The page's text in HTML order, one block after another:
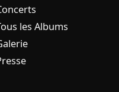
les Albums